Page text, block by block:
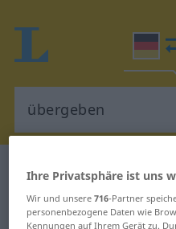
Deutsch-Kroatisch
Deutsch-
Ihre Privatsphäre ist uns
Wir und unsere716-Partner
personenbezogene Daten wie
Kennungen auf Ihrem Gerät zu.